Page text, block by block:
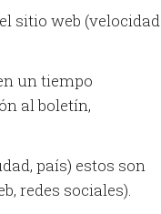
sitio web (velocidad
un tiempo
al boletín,
país) estos son
redes sociales).